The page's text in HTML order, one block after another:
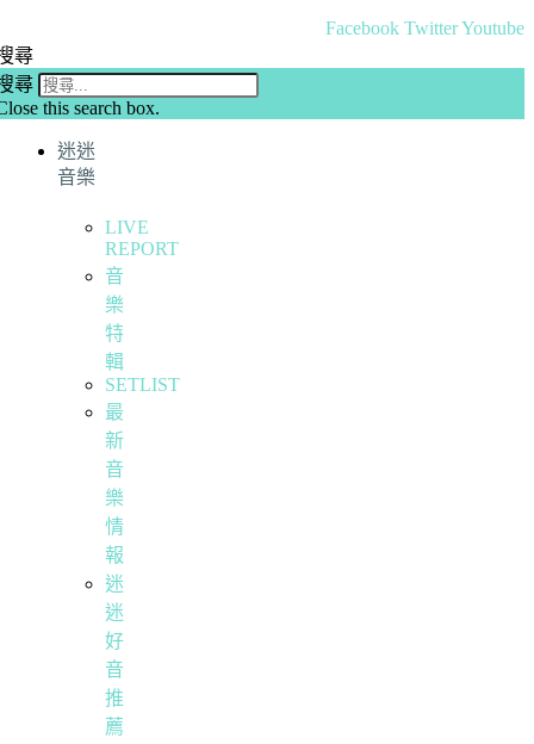
Facebook TwitterYoutube
尋
尋
this search box.
迷迷
音樂
LIVE
REPORT
音
樂
特
輯
SETLIST
最
新
音
樂
情
報
迷
迷
好
音
推
薦